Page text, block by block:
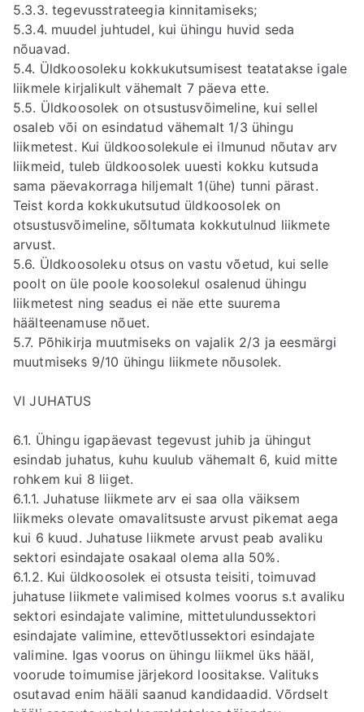
5.3.3. tegevusstrateegia kinnitamiseks;
5.3.4. muudel juhtudel, kui ühingu huvid seda
nõuavad.
5.4. Üldkoosoleku kokkukutsumisest teatatakse igale
liikmele kirjalikult vähemalt 7 päeva ette.
5.5. Üldkoosolek on otsustusvõimeline, kui sellel
osaleb või on esindatud vähemalt 1/3 ühingu
liikmetest. Kui üldkoosolekule ei ilmunud nõutav arv
liikmeid, tuleb üldkoosolek uuesti kokku kutsuda
sama päevakorraga hiljemalt 1(ühe) tunni pärast.
Teist korda kokkukutsutud üldkoosolek on
otsustusvõimeline, sõltumata kokkutulnud liikmete
arvust.
5.6. Üldkoosoleku otsus on vastu võetud, kui selle
poolt on üle poole koosolekul osalenud ühingu
liikmetest ning seadus ei näe ette suurema
häälteenamuse nõuet.
5.7. Põhikirja muutmiseks on vajalik 2/3 ja eesmärgi
muutmiseks 9/10 ühingu liikmete nõusolek.
VI JUHATUS
6.1. Ühingu igapäevast tegevust juhib ja ühingut
esindab juhatus, kuhu kuulub vähemalt 6, kuid mitte
rohkem kui 8 liiget.
6.1.1. Juhatuse liikmete arv ei saa olla väiksem
liikmeks olevate omavalitsuste arvust pikemat aega
kui 6 kuud. Juhatuse liikmete arvust peab avaliku
sektori esindajate osakaal olema alla 50%.
6.1.2. Kui üldkoosolek ei otsusta teisiti, toimuvad
juhatuse liikmete valimised kolmes voorus s.t avaliku
sektori esindajate valimine, mittetulundussektori
esindajate valimine, ettevõtlussektori esindajate
valimine. Igas voorus on ühingu liikmel üks hääl,
voorude toimumise järjekord loositakse. Valituks
osutavad enim hääli saanud kandidaadid. Võrdselt